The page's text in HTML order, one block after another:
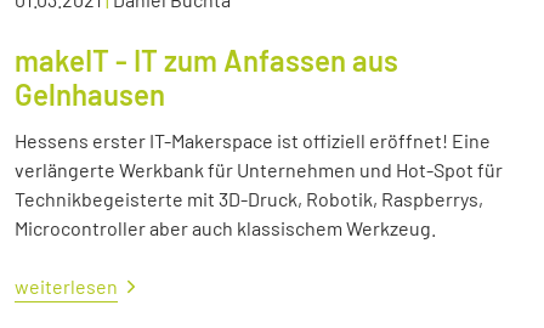
makeIT - IT zum Anfassen aus
Gelnhausen
Hessens erster IT-Makerspace ist offiziell eröffnet! Eine
verlängerte Werkbank für Unternehmen und Hot-Spot für
Technikbegeisterte mit 3D-Druck, Robotik, Raspberrys,
Microcontroller aber auch klassischem Werkzeug.
weiterlesen